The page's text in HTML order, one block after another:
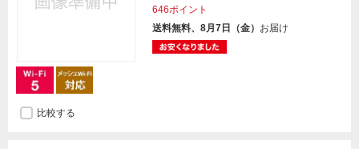
646ポイント
送料無料、8月7日（金） お届け
比較する